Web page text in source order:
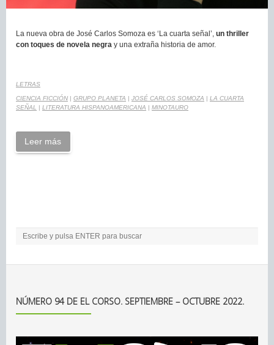
La nueva obra de José Carlos Somoza es ‘La cuarta señal’, un thriller
con toques de novela negra y una extraña historia de amor.
LETRAS
CIENCIA FICCIÓN | GRUPO PLANETA | JOSÉ CARLOS SOMOZA | LA CUARTA
SEÑAL | LITERATURA HISPANOAMERICANA | MINOTAURO
Leer más
NÚMERO 94 DE EL CORSO. SEPTIEMBRE – OCTUBRE 2022.